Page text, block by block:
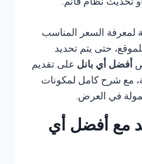
تحديث نظام قائم.
لمعرفة السعر المناسب
حتى يتم تحديد
أفضل أي بانل على تقديم
مع شرح كامل لمكونات
في العرض.
مع أفضل أي